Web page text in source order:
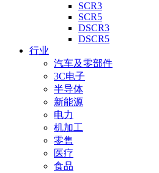
SCR3
SCR5
DSCR3
DSCR5
行业
汽车及零部件
3C电子
半导体
新能源
电力
机加工
零售
医疗
食品